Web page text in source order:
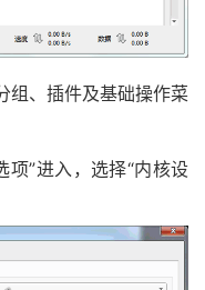
组、插件及基础操作菜
项”进入，选择“内核设